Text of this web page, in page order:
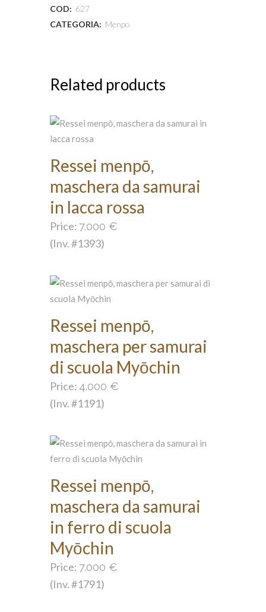
COD: 627
CATEGORIA: Menpo
Related products
Ressei menpō,
maschera da samurai
in lacca rossa
Price: 7.000 €
(Inv. #1393)
Ressei menpō,
maschera per samurai
di scuola Myōchin
Price: 4.000 €
(Inv. #1191)
Ressei menpō,
maschera da samurai
in ferro di scuola
Myōchin
Price: 7.000 €
(Inv. #1791)